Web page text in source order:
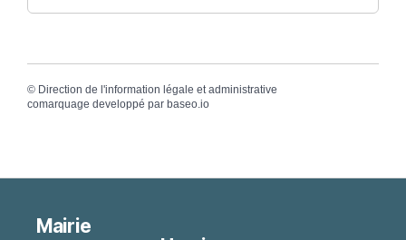
© Direction de l'information légale et administrative
comarquage developpé par baseo.io
Mairie